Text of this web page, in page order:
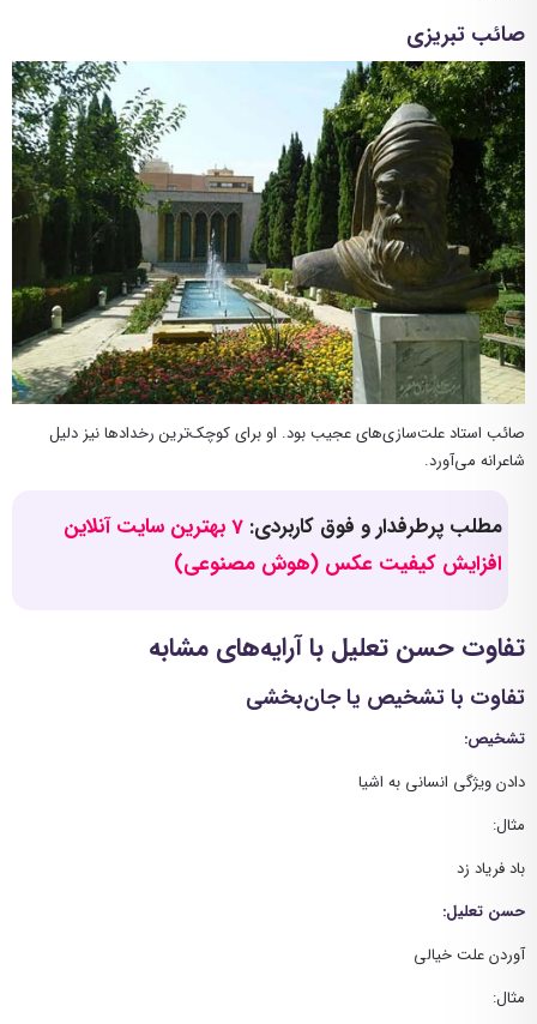
صائب تبریزی
صائب استاد علت‌سازی‌های عجیب بود. او برای کوچک‌ترین رخدادها نیز دلیل
شاعرانه می‌آورد.
مطلب پرطرفدار و فوق کاربردی: 7 بهترین سایت آنلاین
افزایش کیفیت عکس (هوش مصنوعی)
تفاوت حسن تعلیل با آرایه‌های مشابه
تفاوت با تشخیص یا جان‌بخشی
تشخیص:
دادن ویژگی انسانی به اشیا
مثال:
باد فریاد زد
حسن تعلیل:
آوردن علت خیالی
مثال: